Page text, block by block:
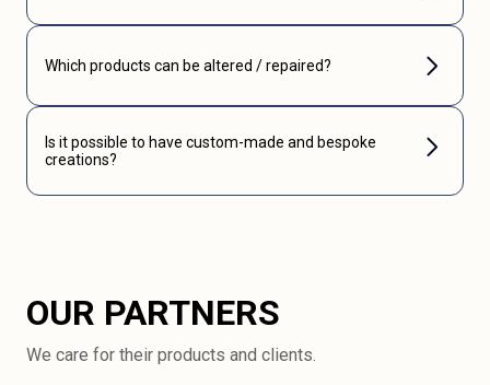
Which products can be altered / repaired?
Is it possible to have custom-made and bespoke
creations?
OUR PARTNERS
We care for their products and clients.